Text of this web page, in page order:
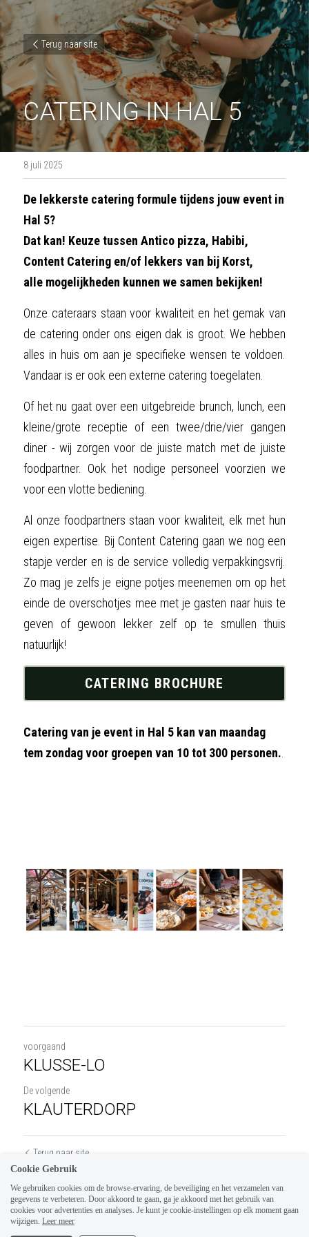
Terug naar site
CATERING IN HAL 5
8 juli 2025
De lekkerste catering formule tijdens jouw event in
Hal 5?
Dat kan! Keuze tussen Antico pizza, Habibi,
Content Catering en/of lekkers van bij Korst,
alle mogelijkheden kunnen we samen bekijken!
Onze cateraars staan voor kwaliteit en het gemak van
de catering onder ons eigen dak is groot. We hebben
alles in huis om aan je specifieke wensen te voldoen.
Vandaar is er ook een externe catering toegelaten.
Of het nu gaat over een uitgebreide brunch, lunch, een
kleine/grote receptie of een twee/drie/vier gangen
diner - wij zorgen voor de juiste match met de juiste
foodpartner. Ook het nodige personeel voorzien we
voor een vlotte bediening.
Al onze foodpartners staan voor kwaliteit, elk met hun
eigen expertise. Bij Content Catering gaan we nog een
stapje verder en is de service volledig verpakkingsvrij.
Zo mag je zelfs je eigne potjes meenemen om op het
einde de overschotjes mee met je gasten naar huis te
geven of gewoon lekker zelf op te smullen thuis
natuurlijk!
CATERING BROCHURE
Catering van je event in Hal 5 kan van maandag
tem zondag voor groepen van 10 tot 300 personen.
voorgaand
KLUSSE-LO
De volgende
KLAUTERDORP
Terug naar site
Cookie Gebruik
We gebruiken cookies om de browse-ervaring, de beveiliging en het verzamelen van
gegevens te verbeteren. Door akkoord te gaan, ga je akkoord met het gebruik van
cookies voor advertenties en analyses. Je kunt je cookie-instellingen op elk moment gaan
wijzigen. Leer meer